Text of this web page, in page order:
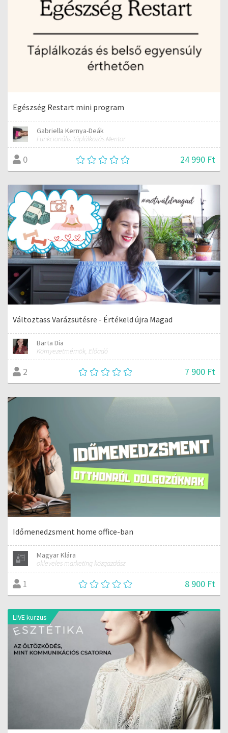
Egészség Restart mini program
Gabriella Kernya-Deák
Funkcionális Táplálkozás Mentor
0 24 990 Ft
Változtass Varázsütésre - Értékeld újra Magad
Barta Dia
Környezetmérnök, Előadó
2 7 900 Ft
Időmenedzsment home office-ban
Magyar Klára
okleveles marketing közgazdász
1 8 900 Ft
LIVE kurzus